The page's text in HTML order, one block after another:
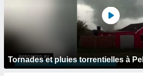
Tornades et pluies torrentielles à